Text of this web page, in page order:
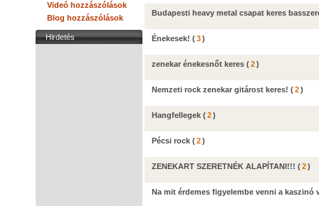
Videó hozzászólások
Blog hozzászólások
Hirdetés
Budapesti heavy metal csapat keres
Énekesek! (3)
zenekar énekesnőt keres (2)
Nemzeti rock zenekar gitárost keres! (2)
Hangfellegek (2)
Pécsi rock (2)
ZENEKART SZERETNÉK ALAPÍTANI!!! (2)
Na mit érdemes figyelembe venni a kaszinó